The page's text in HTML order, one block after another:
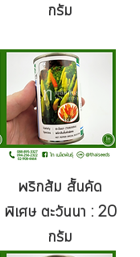
กรัม
พริกส้ม สั้นคัด
พิเศษ ตะวันนา : 20
กรัม